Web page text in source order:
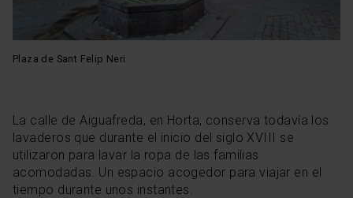
Plaza de Sant Felip Neri
La calle de Aiguafreda, en Horta, conserva todavía los
lavaderos que durante el inicio del siglo XVIII se
utilizaron para lavar la ropa de las familias
acomodadas. Un espacio acogedor para viajar en el
tiempo durante unos instantes.